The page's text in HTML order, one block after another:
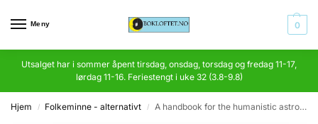
Meny 0
Utsalget har i sommer åpent tirsdag, onsdag, torsdag og fredag 11-17,
lørdag 11-16. Feriestengt i uke 32 (3.8-9.8)
Hjem / Folkeminne - alternativt / A handbook for the humanistic astrologer